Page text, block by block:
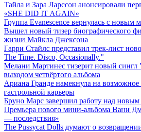
Тайла и Зара Ларссон анонсировали
«SHE DID IT AGAIN»
Группа Evanescence вернулась с новым
Вышел новый тизер биографического
жизни Майкла Джексона
Гарри Стайлс представил трек-лист
The Time. Disco, Occasionally."
Мелани Мартинес тизерит новый сингл
выходом четвёртого альбома
Ариана Гранде намекнула на возможное
гастрольной карьеры
Бруно Марс завершил работу над
Премьера нового мини-альбома Вани
— последствия»
The Pussycat Dolls думают о